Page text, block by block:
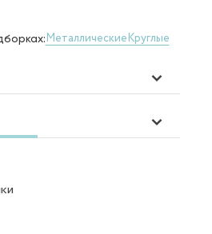
МеталлическиеКруглые